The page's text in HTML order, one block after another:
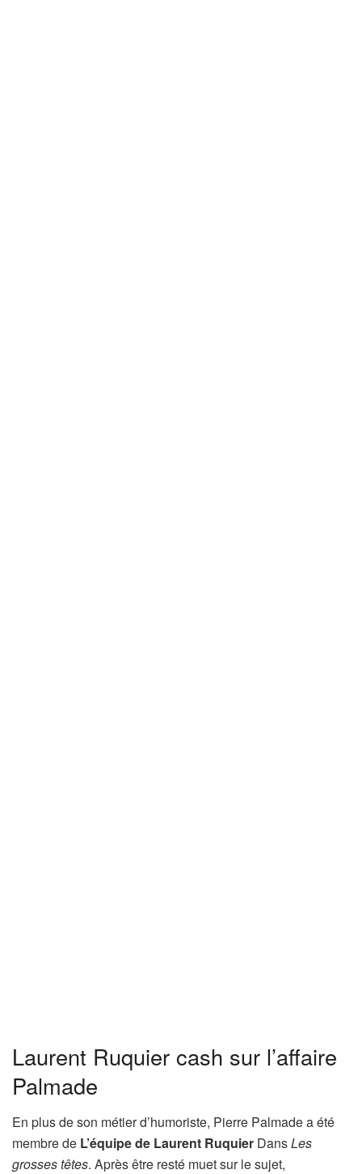
Laurent Ruquier cash sur l’affaire
Palmade
En plus de son métier d’humoriste, Pierre Palmade a été
membre de L’équipe de Laurent Ruquier DansLes
grosses têtes. Après être resté muet sur le sujet,